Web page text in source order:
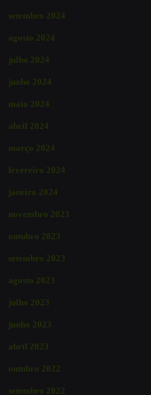
setembro 2024
agosto 2024
julho 2024
junho 2024
maio 2024
abril 2024
março 2024
fevereiro 2024
janeiro 2024
novembro 2023
outubro 2023
setembro 2023
agosto 2023
julho 2023
junho 2023
abril 2023
outubro 2022
setembro 2022